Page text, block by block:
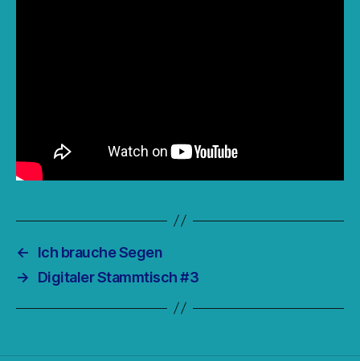
←
Ich brauche Segen
→
Digitaler Stammtisch #3